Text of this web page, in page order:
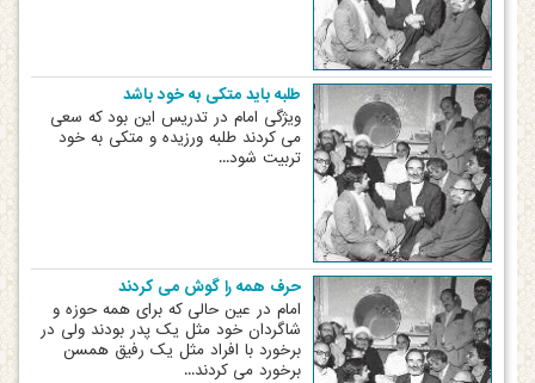
طلبه باید متکی به خود باشد
ویژگی امام در تدریس این بود که سعی
می کردند طلبه ورزیده و متکی به خود
تربیت شود...
حرف همه را گوش می کردند
امام در عین حالی که برای همه حوزه و
شاگردان خود مثل یک پدر بودند ولی در
برخورد با افراد مثل یک رفیق همسن
برخورد می کردند...